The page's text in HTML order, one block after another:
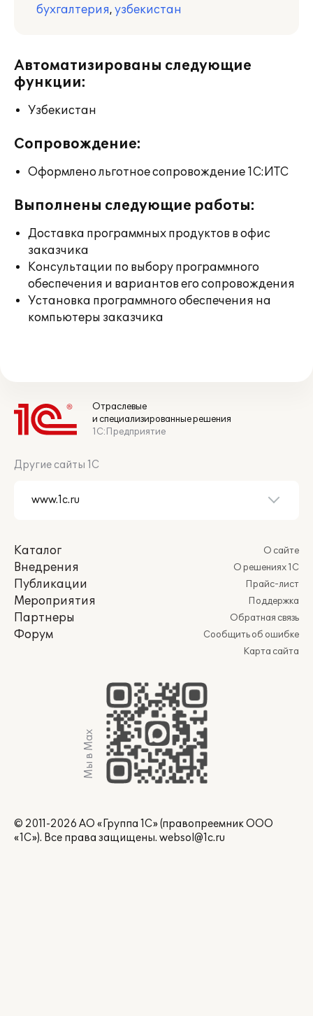
бухгалтерия, узбекистан
Автоматизированы следующие
функции:
Узбекистан
Сопровождение:
Оформлено льготное сопровождение 1С:ИТС
Выполнены следующие работы:
Доставка программных продуктов в офис
заказчика
Консультации по выбору программного
обеспечения и вариантов его сопровождения
Установка программного обеспечения на
компьютеры заказчика
Отраслевые
и специализированные решения
1С:Предприятие
Другие сайты 1С
Каталог
Внедрения
Публикации
Мероприятия
Партнеры
Форум
О сайте
О решениях 1С
Прайс-лист
Поддержка
Обратная связь
Сообщить об ошибке
Карта сайта
Мы в Max
© 2011-2026 АО «Группа 1С» (правопреемник ООО
«1С»). Все права защищены. websol@1c.ru